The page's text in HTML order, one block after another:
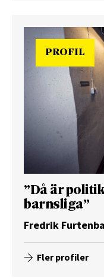
PROFIL
”Då är
barnsliga”
Fredrik
Fler profiler